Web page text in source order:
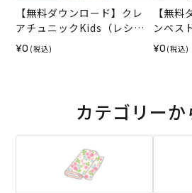
【無料ダウンロード】クレ
アチュニックKids（レシ
ピ）
¥0 (税込)
【無
ンベス
¥0 (税込)
カテゴリーか